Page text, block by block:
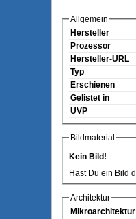
Allgemein
Hersteller
Prozessor
Hersteller-URL
Typ
Erschienen
Gelistet in
UVP
Bildmaterial
Kein Bild!
Hast Du ein Bild
Architektur
Mikroarchitektur